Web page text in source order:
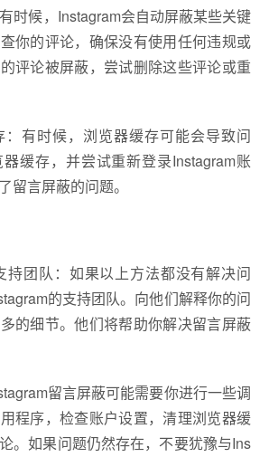
时候，Instagram会自动屏蔽某些关键
你的评论，确保没有使用任何违规或
评论被屏蔽，尝试删除这些评论或重
有时候，浏览器缓存可能会导致问
缓存，并尝试重新登录Instagram账
留言屏蔽的问题。
持团队：如果以上方法都没有解决问
的支持团队。向他们解释你的问
的细节。他们将帮助你解决留言屏蔽
留言屏蔽可能需要你进行一些调
程序，检查账户设置，清理浏览器缓
。如果问题仍然存在，不要犹豫与Ins